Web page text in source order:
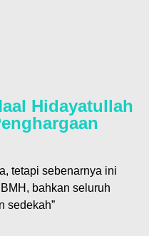
Hidayatullah
tetapi sebenarnya ini
bahkan seluruh
sedekah”